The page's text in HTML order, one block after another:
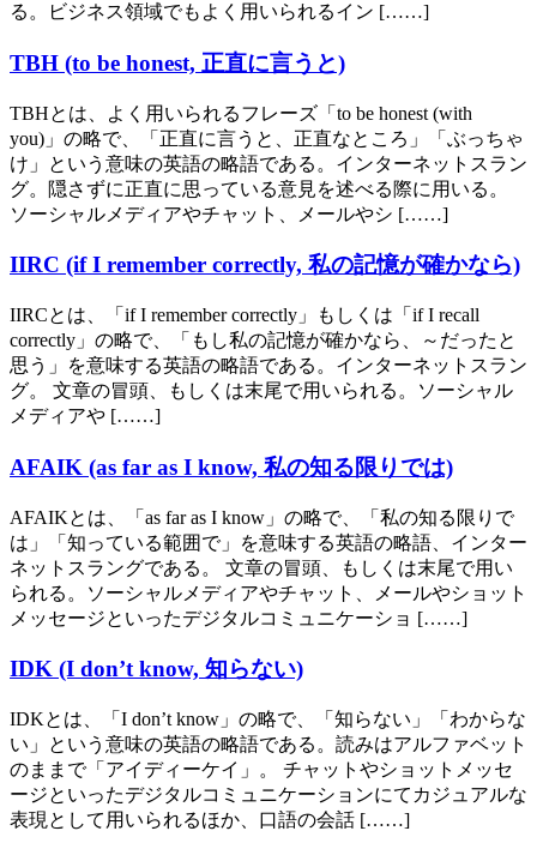
る。ビジネス領域でもよく用いられるイン [……]
TBH (to be honest, 正直に言うと)
TBHとは、よく用いられるフレーズ「to be honest (with
you)」の略で、「正直に言うと、正直なところ」「ぶっちゃ
け」という意味の英語の略語である。インターネットスラン
グ。隠さずに正直に思っている意見を述べる際に用いる。
ソーシャルメディアやチャット、メールやシ [……]
IIRC (if I remember correctly, 私の記憶が確かなら)
IIRCとは、「if I remember correctly」もしくは「if I recall
correctly」の略で、「もし私の記憶が確かなら、～だったと
思う」を意味する英語の略語である。インターネットスラン
グ。 文章の冒頭、もしくは末尾で用いられる。ソーシャル
メディアや [……]
AFAIK (as far as I know, 私の知る限りでは)
AFAIKとは、「as far as I know」の略で、「私の知る限りで
は」「知っている範囲で」を意味する英語の略語、インター
ネットスラングである。 文章の冒頭、もしくは末尾で用い
られる。ソーシャルメディアやチャット、メールやショット
メッセージといったデジタルコミュニケーショ [……]
IDK (I don’t know, 知らない)
IDKとは、「I don’t know」の略で、「知らない」「わからな
い」という意味の英語の略語である。読みはアルファベット
のままで「アイディーケイ」。 チャットやショットメッセ
ージといったデジタルコミュニケーションにてカジュアルな
表現として用いられるほか、口語の会話 [……]